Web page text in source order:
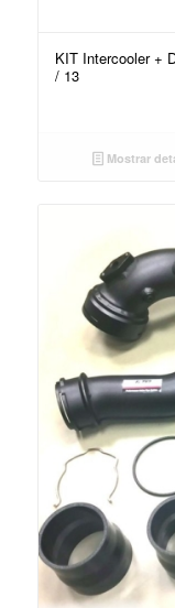
KIT Intercooler +
/ 13
Mostrar